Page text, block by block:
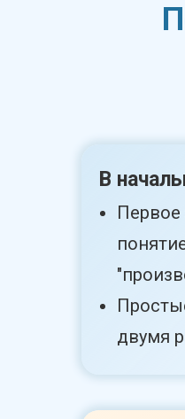
Первое
двумя
В